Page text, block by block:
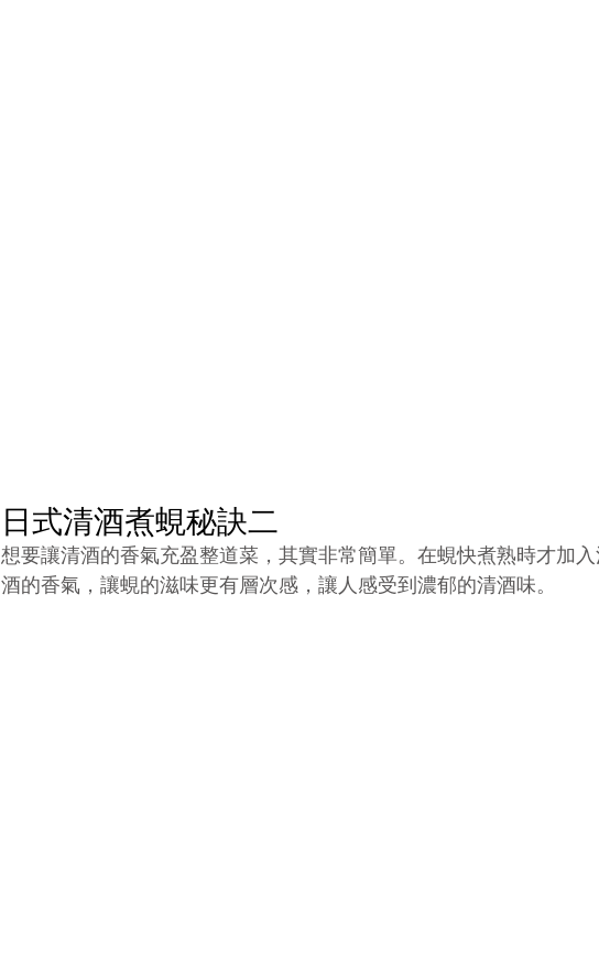
日式清酒煮蜆秘訣二
想要讓清酒的香氣充盈整道菜，其實非常簡單。在蜆快煮熟時才加
酒的香氣，讓蜆的滋味更有層次感，讓人感受到濃郁的清酒味。